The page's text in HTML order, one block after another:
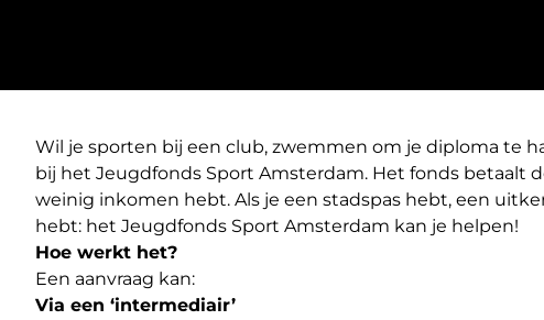
Wil je sporten bij een club, zwemmen om je diploma te
bij het Jeugdfonds Sport Amsterdam. Het fonds betaalt
weinig inkomen hebt. Als je een stadspas hebt, een
hebt: het Jeugdfonds Sport Amsterdam kan je helpen!
Hoe werkt het?
Een aanvraag kan:
Via een ‘intermediair’